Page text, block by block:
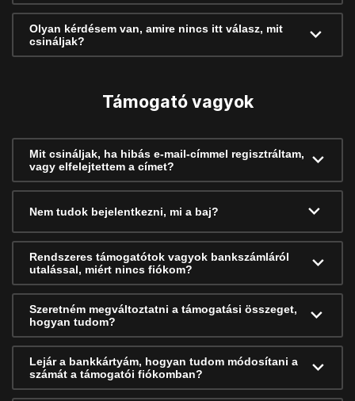
Olyan kérdésem van, amire nincs itt válasz, mit
csináljak?
Támogató vagyok
Mit csináljak, ha hibás e-mail-címmel regisztráltam,
vagy elfelejtettem a címet?
Nem tudok bejelentkezni, mi a baj?
Rendszeres támogatótok vagyok bankszámláról
utalással, miért nincs fiókom?
Szeretném megváltoztatni a támogatási összeget,
hogyan tudom?
Lejár a bankkártyám, hogyan tudom módosítani a
számát a támogatói fiókomban?